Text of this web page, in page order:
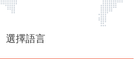
頁面無法顯示
選擇語言